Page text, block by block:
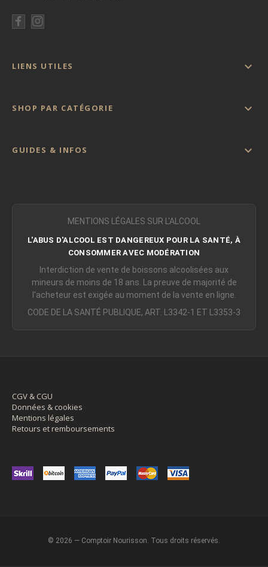
LIENS UTILES 
SHOP PAR CATÉGORIE 
GUIDES & INFOS 
MENTIONS LÉGALES SUR L'ALCOOL
L'ABUS D'ALCOOL EST DANGEREUX POUR LA SANTÉ, À
CONSOMMER AVEC MODÉRATION
Interdiction de vente de boissons alcoolisées aux
mineurs de moins de 18 ans. La preuve de majorité de
l'acheteur est exigée au moment de la vente en ligne.
CODE DE LA SANTÉ PUBLIQUE, ART. L3342-1 ET L3353-3
CGV & CGU
Données & cookies
Mentions légales
Retours et remboursements
© 2026 — Comptoir Nourisson. Tous droits réservés.